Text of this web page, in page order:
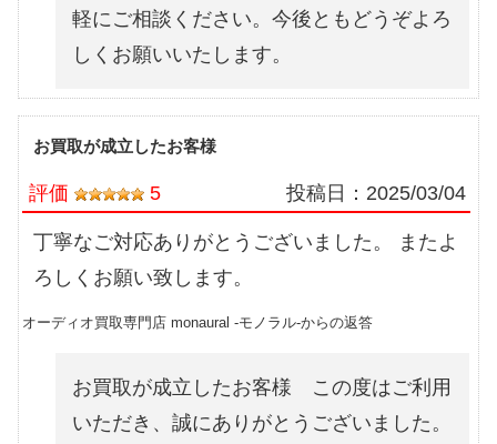
軽にご相談ください。今後ともどうぞよろ
しくお願いいたします。
お買取が成立したお客様
評価 5 投稿日： 2025/03/04
丁寧なご対応ありがとうございました。 またよ
ろしくお願い致します。
オーディオ買取専門店 monaural -モノラル-からの返答
お買取が成立したお客様 この度はご利用
いただき、誠にありがとうございました。